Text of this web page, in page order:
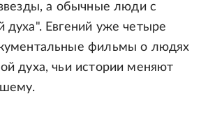
а обычные люди с
духа". Евгений уже четыре
фильмы о людях
духа, чьи истории меняют